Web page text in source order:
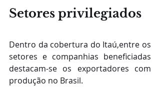
Setores privilegiados
Dentro da cobertura do Itaú,entre os
setores e companhias beneficiadas
destacam-se os exportadores com
produção no Brasil.